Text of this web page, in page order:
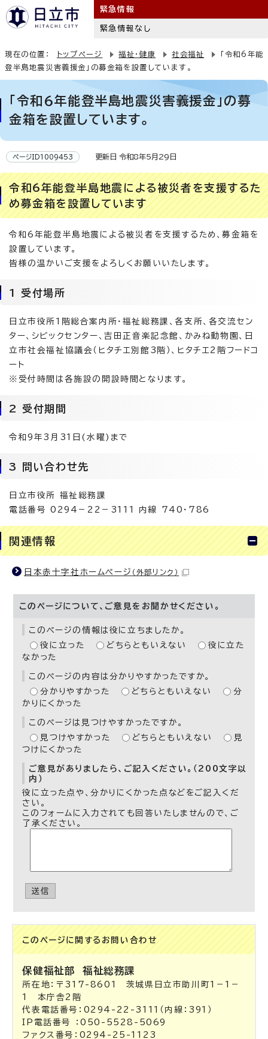
緊急情報
緊急情報なし
現在の位置： トップページ 福祉・健康 社会福祉
「令和6年能
登半島地震災害義援金」の募金箱を設置しています。
「令和6年能登半島地震災害義援金」の募
金箱を設置しています。
ページID1009453 更新日 令和8年5月29日
令和6年能登半島地震による被災者を支援するた
め募金箱を設置しています
令和6年能登半島地震による被災者を支援するため、募金箱を
設置しています。
皆様の温かいご支援をよろしくお願いいたします。
1 受付場所
日立市役所1階総合案内所・福祉総務課、各支所、各交流セン
ター、シビックセンター、吉田正音楽記念館、かみね動物園、日
立市社会福祉協議会（ヒタチエ別館3階）、ヒタチエ2階フードコ
ート
※受付時間は各施設の開設時間となります。
2 受付期間
令和9年3月31日(水曜)まで
3 問い合わせ先
日立市役所 福祉総務課
電話番号 0294－22－3111 内線 740・786
関連情報
日本赤十字社ホームページ （外部リンク）
このページについて、ご意見をお聞かせください。
このページの情報は役に立ちましたか。
役に立った
どちらともいえない
役に立た
なかった
このページの内容は分かりやすかったですか。
分かりやすかった
どちらともいえない
分
かりにくかった
このページは見つけやすかったですか。
見つけやすかった
どちらともいえない
見
つけにくかった
ご意見がありましたら、ご記入ください。（200文字以
内）
役に立った点や、分かりにくかった点などをご記入くだ
さい。
このフォームに入力されても回答いたしませんので、ご
了承ください。
送信
このページに関する お問い合わせ
保健福祉部福祉総務課
所在地：〒317-8601 茨城県日立市助川町1－1－
1 本庁舎2階
代表電話番号：0294-22-3111（内線：391）
IP電話番号 ：050-5528-5069
ファクス番号：0294-25-1123